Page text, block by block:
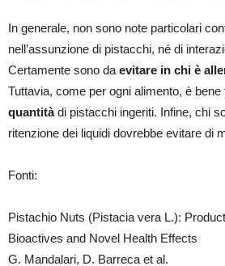
In generale, non sono note particolari
nell’assunzione di pistacchi, né di
Certamente sono da evitare in chi è
Tuttavia, come per ogni alimento, è bene
quantitàdi pistacchi ingeriti. Infine, chi
ritenzione dei liquidi dovrebbe evitare di
Fonti:
Pistachio Nuts (Pistacia vera L.):
Bioactives and Novel Health Effects
G. Mandalari, D. Barreca et al.